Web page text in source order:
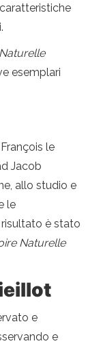
esemplari
le
Jacob
allo studio e
le
è stato
Naturelle
e
e